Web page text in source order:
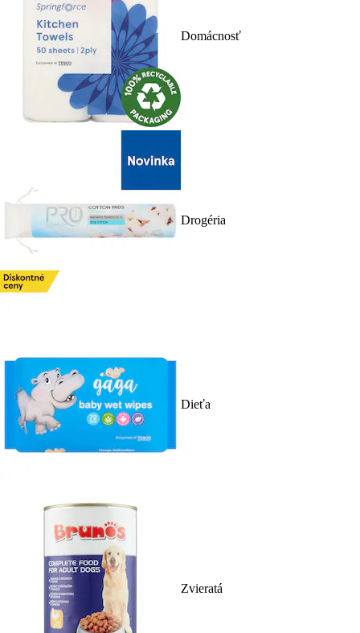
Domácnosť
Drogéria
Dieťa
Zvieratá